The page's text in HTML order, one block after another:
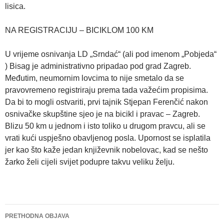
lisica.
NA REGISTRACIJU – BICIKLOM 100 KM
U vrijeme osnivanja LD „Srndać“ (ali pod imenom „Pobjeda“
) Bisag je administrativno pripadao pod grad Zagreb.
Međutim, neumornim lovcima to nije smetalo da se
pravovremeno registriraju prema tada važećim propisima.
Da bi to mogli ostvariti, prvi tajnik Stjepan Ferenčić nakon
osnivačke skupštine sjeo je na bicikl i pravac – Zagreb.
Blizu 50 km u jednom i isto toliko u drugom pravcu, ali se
vrati kući uspješno obavljenog posla. Upornost se isplatila
jer kao što kaže jedan književnik nobelovac, kad se nešto
žarko želi cijeli svijet podupre takvu veliku želju.
Navigacija
PRETHODNA OBJAVA